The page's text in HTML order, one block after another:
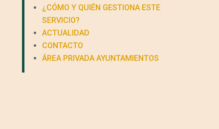
¿CÓMO Y QUIÉN GESTIONA ESTE
SERVICIO?
ACTUALIDAD
CONTACTO
ÁREA PRIVADA AYUNTAMIENTOS